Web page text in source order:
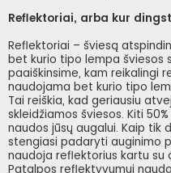
Reflektoriai, arba kur
Reflektoriai – šviesą
bet kurio tipo lempa šviesos
paaiškinsime, kam reikalingi
naudojama bet kurio tipo
Tai reiškia, kad geriausiu
skleidžiamos šviesos. Kiti
naudos jūsų augalui. Kaip tik
stengiasi padaryti auginimo
naudoja reflektorius kartu su
Patalpos reflektyvumui